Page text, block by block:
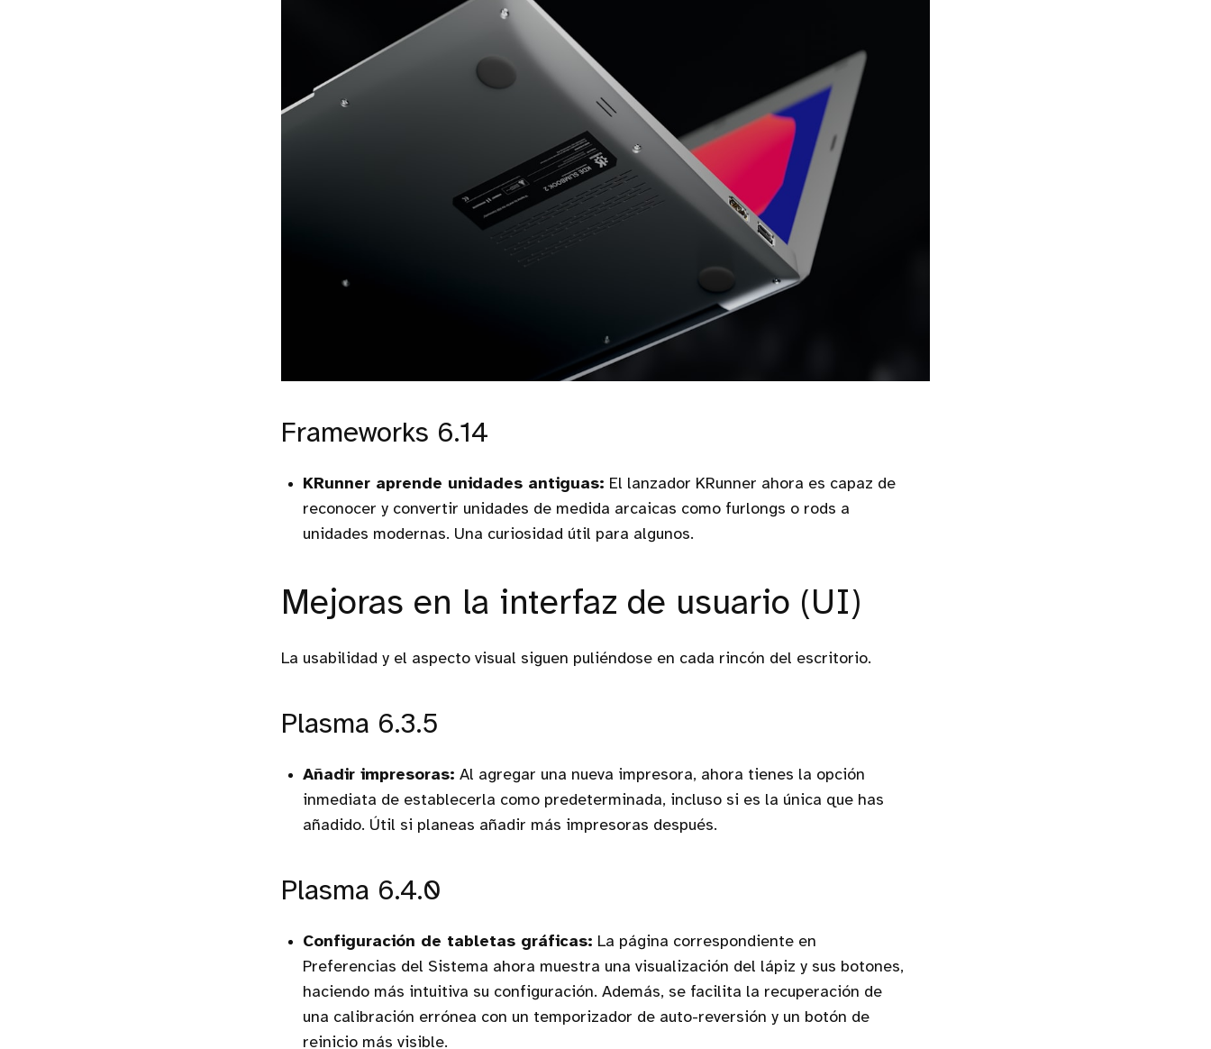
Frameworks 6.14
KRunner aprende unidades antiguas: El lanzador KRunner ahora es capaz de
reconocer y convertir unidades de medida arcaicas como furlongs o rods a
unidades modernas. Una curiosidad útil para algunos.
Mejoras en la interfaz de usuario (UI)
La usabilidad y el aspecto visual siguen puliéndose en cada rincón del escritorio.
Plasma 6.3.5
Añadir impresoras: Al agregar una nueva impresora, ahora tienes la opción
inmediata de establecerla como predeterminada, incluso si es la única que has
añadido. Útil si planeas añadir más impresoras después.
Plasma 6.4.0
Configuración de tabletas gráficas: La página correspondiente en
Preferencias del Sistema ahora muestra una visualización del lápiz y sus botones,
haciendo más intuitiva su configuración. Además, se facilita la recuperación de
una calibración errónea con un temporizador de auto-reversión y un botón de
reinicio más visible.